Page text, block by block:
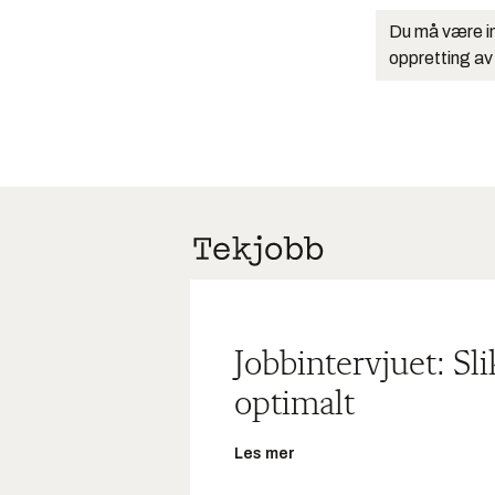
Du må være
oppretting av
Jobbintervjuet:
optimalt
Les mer